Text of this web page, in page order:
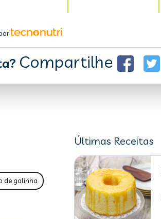
Compartilhe
de galinha
Últimas Receitas